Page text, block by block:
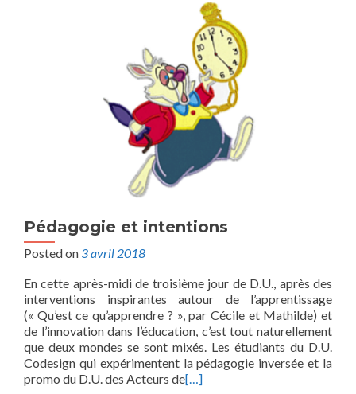
Pédagogie et intentions
Posted on 3 avril 2018
En cette après-midi de troisième jour de D.U., après des
interventions inspirantes autour de l’apprentissage
(« Qu’est ce qu’apprendre ? », par Cécile et Mathilde) et
de l’innovation dans l’éducation, c’est tout naturellement
que deux mondes se sont mixés. Les étudiants du D.U.
Codesign qui expérimentent la pédagogie inversée et la
promo du D.U. des Acteurs de[…]